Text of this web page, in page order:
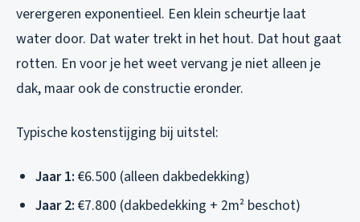
verergeren exponentieel. Een klein scheurtje laat
water door. Dat water trekt in het hout. Dat hout gaat
rotten. En voor je het weet vervang je niet alleen je
dak, maar ook de constructie eronder.
Typische kostenstijging bij uitstel:
Jaar 1: €6.500 (alleen dakbedekking)
Jaar 2: €7.800 (dakbedekking + 2m² beschot)